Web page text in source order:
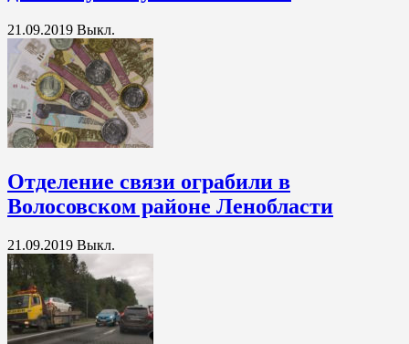
21.09.2019 Выкл.
Отделение связи ограбили в
Волосовском районе Ленобласти
21.09.2019 Выкл.